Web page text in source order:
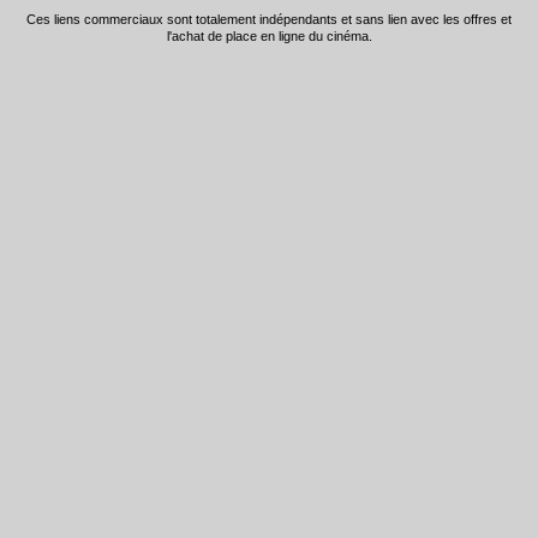
Ces liens commerciaux sont totalement indépendants et sans lien avec les offres et
l'achat de place en ligne du cinéma.